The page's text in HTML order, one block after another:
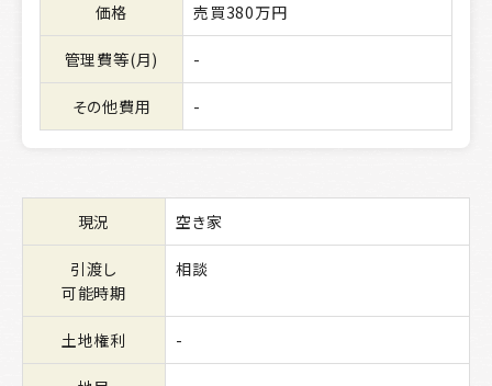
価格 売買380万円
管理費等(月) -
その他費用 -
現況 空き家
引渡し
可能時期
相談
土地権利 -